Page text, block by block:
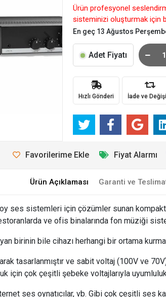
Ürün profesyonel
sisteminizi oluşturmak için
En geç 13 Ağustos
Adet Fiyatı
Hızlı Gönderi İade ve
Favorilerime Ekle Fiyat Alarmı
Ürün Açıklaması Garanti ve
ses sistemleri için çözümler sunan
ve ofis binalarında fon müziği
birinin bile cihazı herhangi bir ortama
tasarlanmıştır ve sabit voltaj (100V ve
için çok çeşitli şebeke voltajlarıyla
ses oynatıcılar, vb. Gibi çok çeşitli